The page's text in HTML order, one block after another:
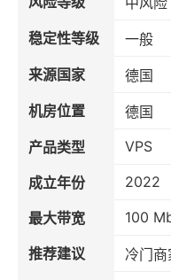
稳定性等级
一般
来源国家
德国
机房位置
德国
产品类型
VPS
成立年份 2022
最大带宽 100
推荐建议
冷门